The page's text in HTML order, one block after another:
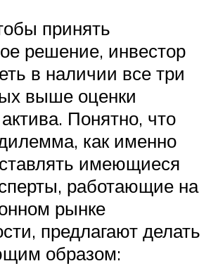
принять
решение, инвестор
в наличии все три
выше оценки
Понятно, что
как именно
имеющиеся
работающие на
рынке
предлагают делать
образом: